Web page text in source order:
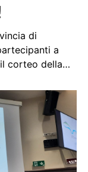
di
a
corteo della…